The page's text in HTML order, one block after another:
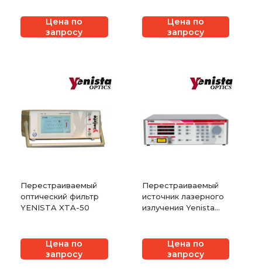
Цена по
запросу
Цена по
запросу
Перестраиваемый
оптический фильтр
YENISTA XTA-50
Цена по
запросу
Перестраиваемый
источник лазерного
излучения Yenista
Цена по
запросу